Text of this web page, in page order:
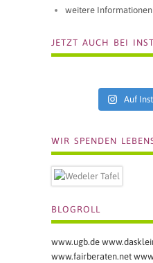
weitere Informationen
JETZT AUCH BEI
Auf
WIR SPENDEN
BLOGROLL
www.ugb.de
www.fairberaten.net